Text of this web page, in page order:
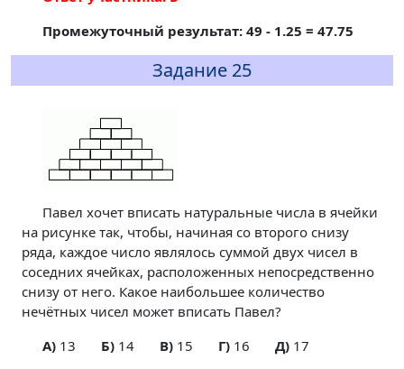
Промежуточный результат: 49 - 1.25 = 47.75
Задание 25
Павел хочет вписать натуральные числа в ячейки
на рисунке так, чтобы, начиная со второго снизу
ряда, каждое число являлось суммой двух чисел в
соседних ячейках, расположенных непосредственно
снизу от него. Какое наибольшее количество
нечётных чисел может вписать Павел?
A)13 Б)14 В)15 Г)16 Д)17